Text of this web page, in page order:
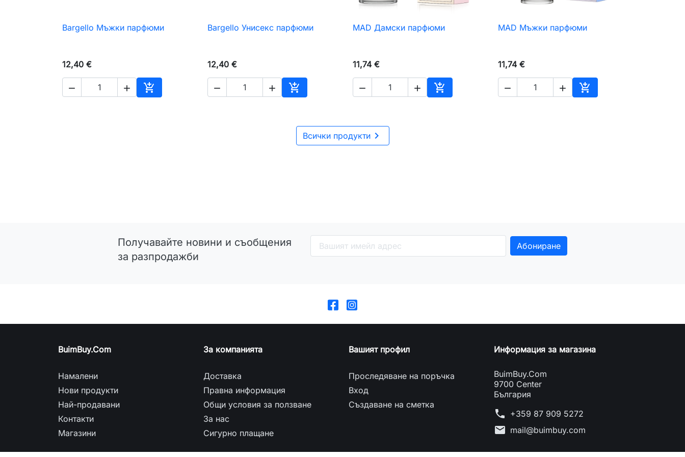
 Бърз преглед
Bargello Мъжки парфюми
12,40 €
  
Добавяне към количката
 Бърз преглед
Bargello Унисекс парфюми
12,40 €
  
Добавяне към количката
 Бърз преглед
MAD Дамски парфюми
11,74 €
  
Добавяне към количката
 Бърз преглед
MAD Мъжки парфюми
11,74 €
  
Добавяне към
Всички продукти
Получавайте новини и съобщения
за разпродажби
BuimBuy.Com
Намалени
Нови продукти
Най-продавани
Контакти
Магазини
За компанията
Доставка
Правна информация
Общи условия за ползване
За нас
Сигурно плащане
Вашият профил
Проследяване на поръчка
Вход
Създаване на сметка
Информация за магазина
BuimBuy.Com
9700 Center
България
phone +359 87 909 5272
mail mail@buimbuy.com